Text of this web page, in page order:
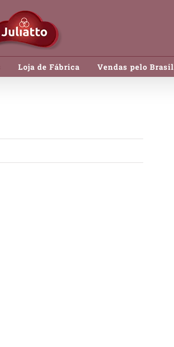
Loja de Fábrica Vendas pelo Brasil